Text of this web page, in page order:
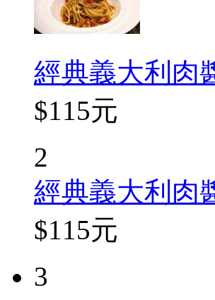
經典義大利肉
$115元
2
經典義大利肉
$115元
3